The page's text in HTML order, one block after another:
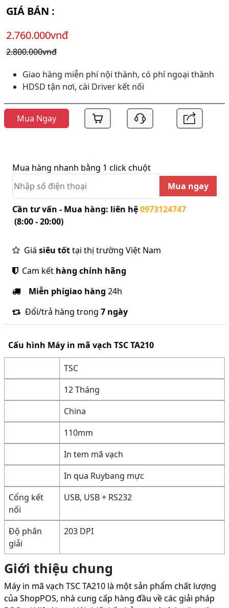
GIÁ BÁN :
2.760.000vnđ
2.800.000vnđ
Giao hàng miễn phí nội thành, có phí ngoại thành
HDSD tận nơi, cài Driver kết nối
Mua Ngay
Mua hàng nhanh bằng 1 click chuột
Mua ngay
Cần tư vấn - Mua hàng: liên hệ0973124747
(8:00 - 20:00)
Giá siêu tốttại thị trường Việt Nam
Cam kết hàng chính hãng
Miễn phígiao hàng 24h
Đổi/trả hàng trong 7 ngày
Cấu hình Máy in mã vạch TSC TA210
TSC
12 Tháng
China
110mm
In tem mã vạch
In qua Ruybang mực
Cổng kết
nối
USB, USB + RS232
Độ phân
giải
203 DPI
Giới thiệu chung
Máy in mã vạch TSC TA210 là một sản phẩm chất lượng
của ShopPOS, nhà cung cấp hàng đầu về các giải pháp